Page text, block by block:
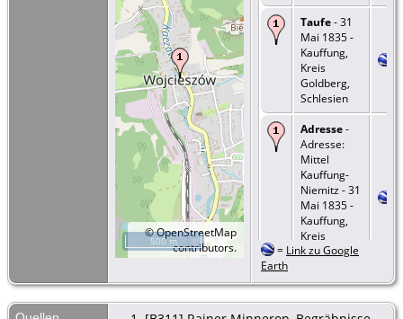
©OpenStreetMap
contributors.
500 m
Taufe- 31
Mai 1835 -
Kauffung,
Kreis
Goldberg,
Schlesien
Adresse-
Adresse:
Mittel
Kauffung-
Niemitz - 31
Mai 1835 -
Kauffung,
Kreis
Goldberg,
1836 -
= Link zu Google
Earth